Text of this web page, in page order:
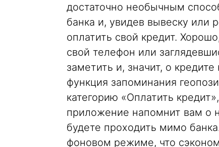
достаточно необычным
банка и, увидев вывеску или
оплатить свой кредит.
свой телефон или
заметить и, значит, о
функция запоминания
категорию «Оплатить
приложение напомнит вам о
будете проходить мимо
фоновом режиме, что